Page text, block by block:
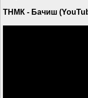
ТНМК - Бачиш